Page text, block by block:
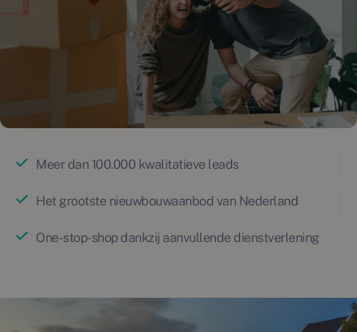
Meer dan 100.000 kwalitatieve leads
Het grootste nieuwbouwaanbod van Nederland
One-stop-shop dankzij aanvullende dienstverlening